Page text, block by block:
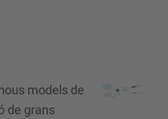
models de
de grans